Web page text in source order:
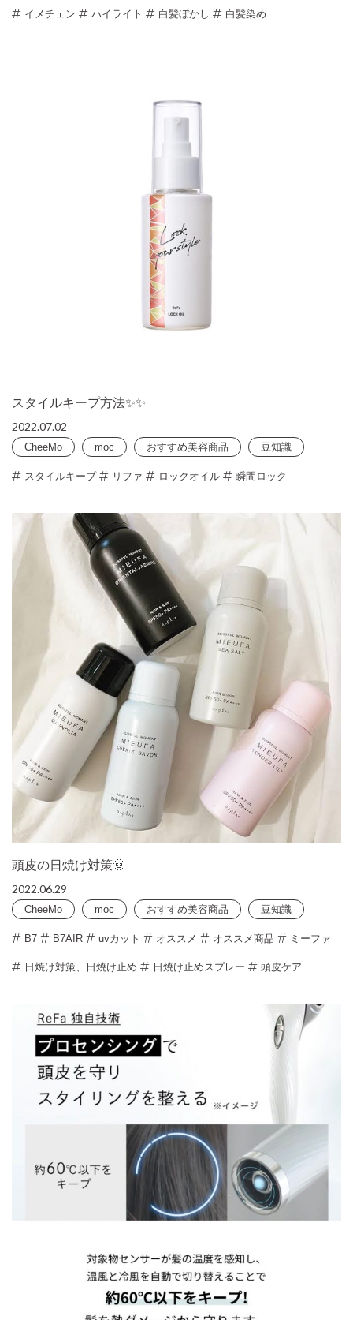
イメチェン ハイライト 白髪ぼかし 白髪染め
スタイルキープ方法✨✨
2022.07.02
CheeMo moc おすすめ美容商品 豆知識
スタイルキープ リファ ロックオイル 瞬間ロック
頭皮の日焼け対策🌞
2022.06.29
CheeMo moc おすすめ美容商品 豆知識
B7 B7AIR uvカット オススメ オススメ商品 ミーファ
日焼け対策、日焼け止め 日焼け止めスプレー 頭皮ケア